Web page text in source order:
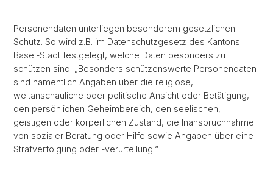
Personendaten unterliegen besonderem gesetzlichen
Schutz. So wird z.B. im Datenschutzgesetz des Kantons
Basel-Stadt festgelegt, welche Daten besonders zu
schützen sind: „Besonders schützenswerte Personendaten
sind namentlich Angaben über die religiöse,
weltanschauliche oder politische Ansicht oder Betätigung,
den persönlichen Geheimbereich, den seelischen,
geistigen oder körperlichen Zustand, die Inanspruchnahme
von sozialer Beratung oder Hilfe sowie Angaben über eine
Strafverfolgung oder -verurteilung.“